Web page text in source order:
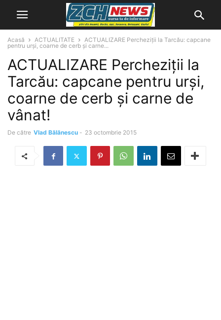
Acasă ACTUALITATE
ACTUALIZARE Percheziţii la Tarcău: capcane
pentru urşi, coarne de cerb şi carne...
ACTUALIZARE Percheziţii la
Tarcău: capcane pentru urşi,
coarne de cerb şi carne de
vânat!
De către Vlad Bălănescu - 23 octombrie 2015